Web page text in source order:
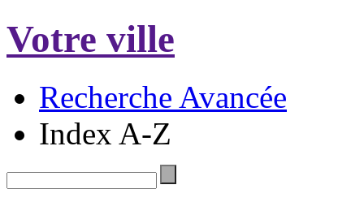
Votre ville
Recherche Avancée
Index A-Z